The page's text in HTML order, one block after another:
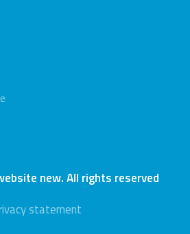
new. All rights reserved
statement